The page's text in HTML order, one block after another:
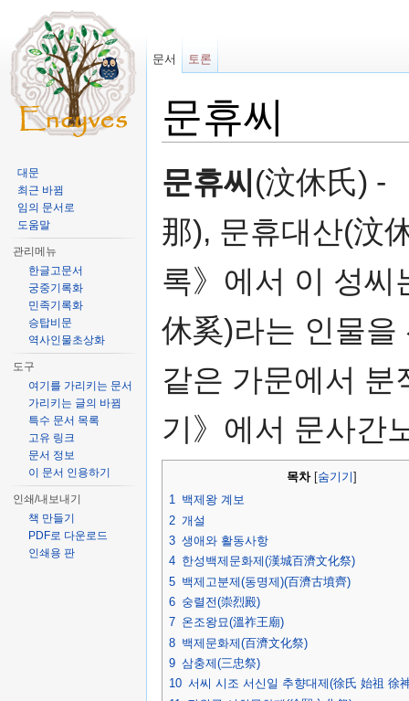
문휴씨
문휴씨 (汶休氏) -
那), 문휴대산(汶
록》에서 이 성
休奚)라는 인물을
같은 가문에서 분
기》에서 문사간
목차[ 숨기기
1 백제왕 계보
2 개설
3 생애와 활동사항
4 한성백제문화제(漢城百濟文化祭)
5 백제고분제(동명제)(百濟古墳齊)
6 숭렬전(崇烈殿)
7 온조왕묘(溫祚王廟)
8 백제문화제(百濟文化祭)
9 삼충제(三忠祭)
10 서씨 시조 서신일 추향대제(徐氏 始祖 徐
문서 토론
대문
최근 바뀜
임의 문서로
도움말
관리메뉴
한글고문서
궁중기록화
민족기록화
승탑비문
역사인물초상화
도구
여기를 가리키는 문서
가리키는 글의 바뀜
특수 문서 목록
고유 링크
문서 정보
이 문서 인용하기
인쇄/내보내기
책 만들기
PDF로 다운로드
인쇄용 판